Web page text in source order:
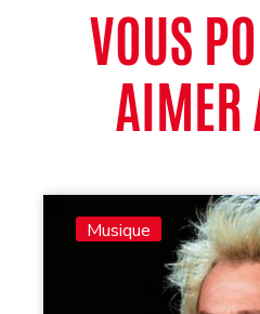
VOUS
AIMER
Musique